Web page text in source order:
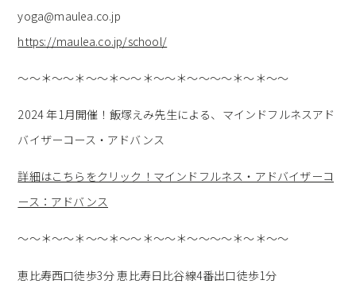
yoga@maulea.co.jp
https://maulea.co.jp/school/⁡
～～＊～～＊～～＊～～＊～～＊～～～～＊～＊～～
2024 年1月開催！飯塚えみ先生による、マインドフルネスアド
バイザーコース・アドバンス
詳細はこちらをクリック！マインドフルネス・アドバイザーコ
ース：アドバンス
～～＊～～＊～～＊～～＊～～＊～～～～＊～＊～～
恵比寿西口徒歩3分 恵比寿日比谷線4番出口徒歩1分